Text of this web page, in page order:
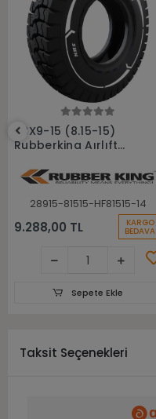
Sepete Ekle
28X9-15 (8.15-15)
Rubberking Aırlıft
Lastiği
28915-81515-HF81515-14
9.288,00 TL KARGO
BEDAVA
Sepete Ekle
Taksit Seçenekleri